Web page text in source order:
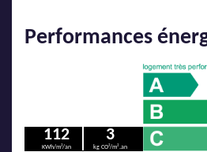
Performances
112
KWh/m²/an
3
kg CO²/m².an